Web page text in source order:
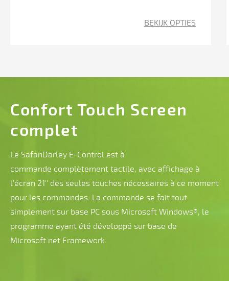
R
piloté
la
CN
axes
Z1
et
BEKIJK OPTIES
Confort Touch Screen
complet
Le SafanDarley E-Control est à
commande complètement tactile, avec affichage à
l’écran 21'' des seules touches nécessaires à ce moment
pour les commandes. La commande se fait tout
simplement sur base PC sous Microsoft Windows®, le
programme ayant été développé sur base de
Microsoft.net Framework.